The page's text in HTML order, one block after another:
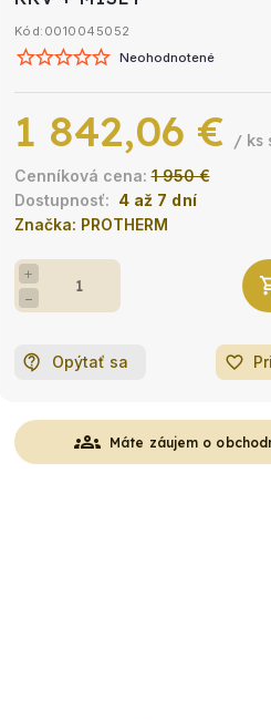
Kód: 0010045052
Neohodnotené
Značka: PROTHERM
1 950 €
1 842,06 € / ks
4 až 7 dní
+
−
Opýtať sa favorite_border
groups Máte záujem o